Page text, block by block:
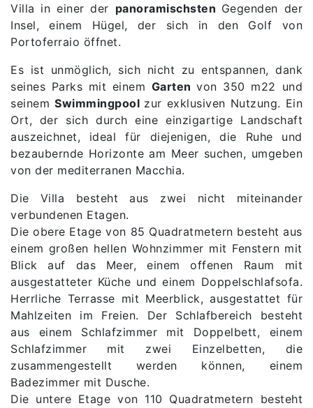
Villa in einer der panoramischsten Gegenden der
Insel, einem Hügel, der sich in den Golf von
Portoferraio öffnet.
Es ist unmöglich, sich nicht zu entspannen, dank
seines Parks mit einem Gartenvon 350 m22 und
seinem Swimmingpool zur exklusiven Nutzung. Ein
Ort, der sich durch eine einzigartige Landschaft
auszeichnet, ideal für diejenigen, die Ruhe und
bezaubernde Horizonte am Meer suchen, umgeben
von der mediterranen Macchia.
Die Villa besteht aus zwei nicht miteinander
verbundenen Etagen.
Die obere Etage von 85 Quadratmetern besteht aus
einem großen hellen Wohnzimmer mit Fenstern mit
Blick auf das Meer, einem offenen Raum mit
ausgestatteter Küche und einem Doppelschlafsofa.
Herrliche Terrasse mit Meerblick, ausgestattet für
Mahlzeiten im Freien. Der Schlafbereich besteht
aus einem Schlafzimmer mit Doppelbett, einem
Schlafzimmer mit zwei Einzelbetten, die
zusammengestellt werden können, einem
Badezimmer mit Dusche.
Die untere Etage von 110 Quadratmetern besteht